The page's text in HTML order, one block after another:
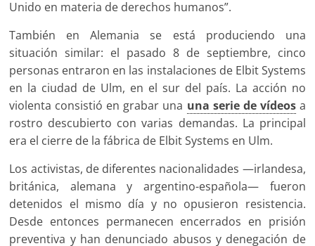
Unido en materia de derechos humanos”.
También en Alemania se está produciendo una
situación similar: el pasado 8 de septiembre, cinco
personas entraron en las instalaciones de Elbit Systems
en la ciudad de Ulm, en el sur del país. La acción no
violenta consistió en grabar una una serie de vídeosa
rostro descubierto con varias demandas. La principal
era el cierre de la fábrica de Elbit Systems en Ulm.
Los activistas, de diferentes nacionalidades —irlandesa,
británica, alemana y argentino-española— fueron
detenidos el mismo día y no opusieron resistencia.
Desde entonces permanecen encerrados en prisión
preventiva y han denunciado abusos y denegación de